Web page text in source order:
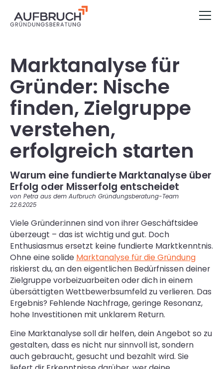
Marktanalyse für
Gründer: Nische
finden, Zielgruppe
verstehen,
erfolgreich starten
Warum eine fundierte Marktanalyse über
Erfolg oder Misserfolg entscheidet
von Petra aus dem Aufbruch Gründungsberatung-Team
22.6.2025
Viele Gründer:innen sind von ihrer Geschäftsidee
überzeugt – das ist wichtig und gut. Doch
Enthusiasmus ersetzt keine fundierte Marktkenntnis.
Ohne eine solide Marktanalyse für die Gründung
riskierst du, an den eigentlichen Bedürfnissen deiner
Zielgruppe vorbeizuarbeiten oder dich in einem
übersättigten Wettbewerbsumfeld zu verlieren. Das
Ergebnis? Fehlende Nachfrage, geringe Resonanz,
hohe Investitionen mit unklarem Return.
Eine Marktanalyse soll dir helfen, dein Angebot so zu
gestalten, dass es nicht nur sinnvoll ist, sondern
auch gebraucht, gesucht und bezahlt wird. Sie